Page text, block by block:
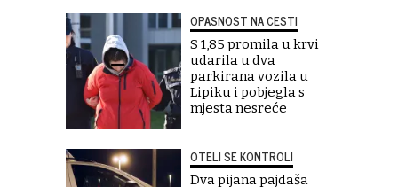
OPASNOST NA CESTI
S 1,85 promila u krvi
udarila u dva
parkirana vozila u
Lipiku i pobjegla s
mjesta nesreće
OTELI SE KONTROLI
Dva pijana pajdaša